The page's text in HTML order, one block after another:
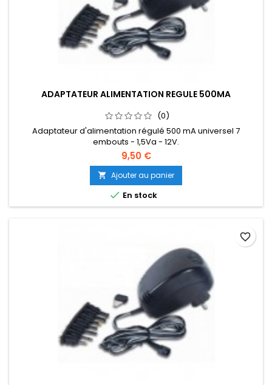
ADAPTATEUR ALIMENTATION REGULE 500MA
(0)
Adaptateur d'alimentation régulé 500 mA universel 7
embouts - 1,5Va - 12V.
9,50 €
 Ajouter au panier
 En stock
favorite_border